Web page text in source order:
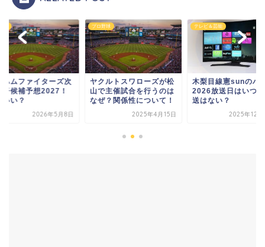
ハムファイターズ次
督候補予想2027！
いい？
2026年5月8日
プロ野球
ヤクルトスワローズが松
山で主催試合を行うのは
なぜ？関係性について！
2025年4月15日
テレビ＆芸能
木梨目線憲sunのハ
2026放送日はいつ
送はない？
2025年12